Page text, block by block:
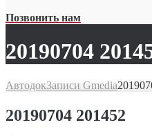
Позвонить нам
20190704
АвтодокЗаписи Gmedia
20190704 201452